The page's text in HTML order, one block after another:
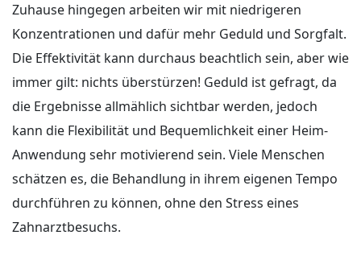
Zuhause hingegen arbeiten wir mit niedrigeren
Konzentrationen und dafür mehr Geduld und Sorgfalt.
Die Effektivität kann durchaus beachtlich sein, aber wie
immer gilt: nichts überstürzen! Geduld ist gefragt, da
die Ergebnisse allmählich sichtbar werden, jedoch
kann die Flexibilität und Bequemlichkeit einer Heim-
Anwendung sehr motivierend sein. Viele Menschen
schätzen es, die Behandlung in ihrem eigenen Tempo
durchführen zu können, ohne den Stress eines
Zahnarztbesuchs.